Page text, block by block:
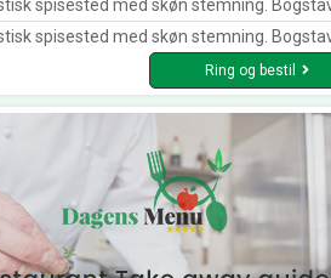
spisested med skøn stemning. Bogstaveligt en bid af italien. Prøv
spisested med skøn stemning. Bogstaveligt en bid af italien. Prøv
Ring og bestil